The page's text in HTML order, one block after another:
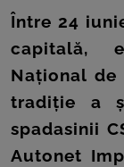
PRESS
ROOM
CONTACT
Între 24
capitală,
Național
tradiție a
spadasinii
Autonet